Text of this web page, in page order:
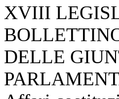
XVIII
DELLE